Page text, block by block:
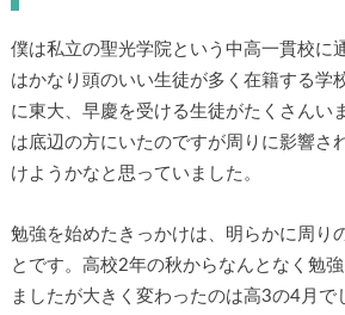
僕は私立の聖光学院という中高一貫校に
はかなり頭のいい生徒が多く在籍する学
に東大、早慶を受ける生徒がたくさんい
は底辺の方にいたのですが周りに影響さ
けようかなと思っていました。
勉強を始めたきっかけは、明らかに周り
とです。高校2年の秋からなんとなく勉
ましたが大きく変わったのは高3の4月で